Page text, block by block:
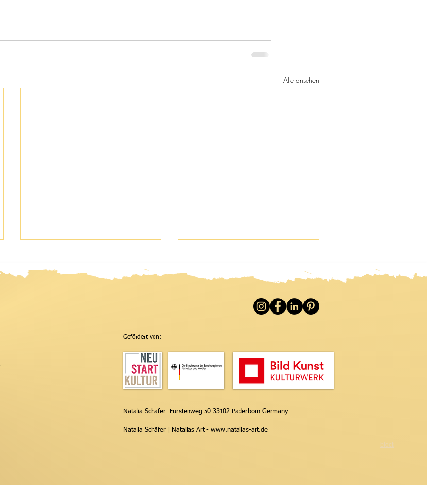
Alle ansehen
African Art 2026 Familientimer
Gefördert von:
Natalia Schäfer Fürstenweg 50 33102 Paderborn Germany
Natalia Schäfer | Natalias Art - www.natalias-art.de
block